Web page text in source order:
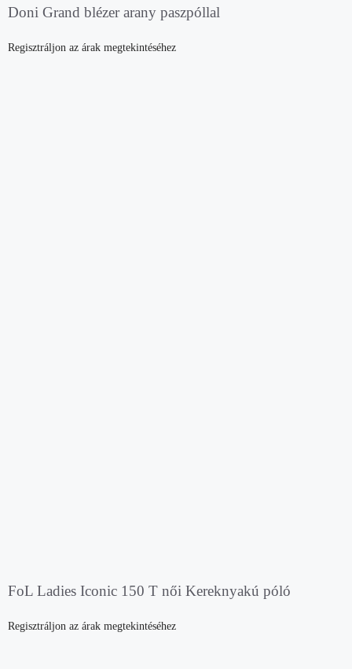
Doni Grand blézer arany paszpóllal
Regisztráljon az árak megtekintéséhez
FoL Ladies Iconic 150 T női Kereknyakú póló
Regisztráljon az árak megtekintéséhez